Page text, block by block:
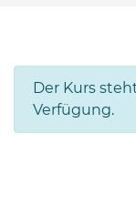
Der Kurs
Verfügung.